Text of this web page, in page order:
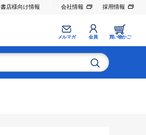
書店様向け情報 会社情報 採用情報
メルマガ 会員 買い物かご